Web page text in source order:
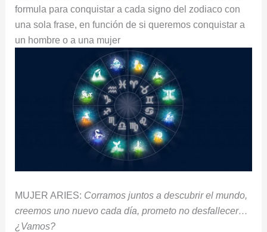
formula para conquistar a cada signo del zodiaco con
una sola frase, en función de si queremos conquistar a
un hombre o a una mujer
MUJER ARIES: Corramos juntos a descubrir el mundo,
creemos uno nuevo cada día, prometo no desfallecer…
¿Vamos?